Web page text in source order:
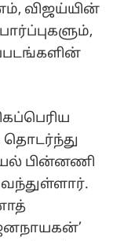
விஜய்யின்
பின்னணி